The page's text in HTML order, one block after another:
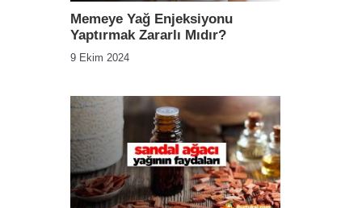
Memeye Yağ Enjeksiyonu
Yaptırmak Zararlı Mıdır?
9 Ekim 2024